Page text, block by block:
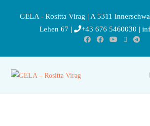
GELA - Rositta Virag | A 5311
Lehen 67 |
+43 676 5460030 |